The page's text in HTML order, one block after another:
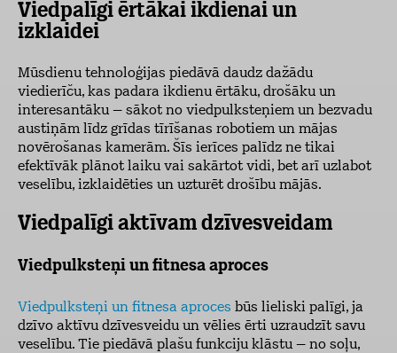
Viedpalīgi ērtākai ikdienai un
izklaidei
Mūsdienu tehnoloģijas piedāvā daudz dažādu
viedierīču, kas padara ikdienu ērtāku, drošāku un
interesantāku – sākot no viedpulksteņiem un bezvadu
austiņām līdz grīdas tīrīšanas robotiem un mājas
novērošanas kamerām. Šīs ierīces palīdz ne tikai
efektīvāk plānot laiku vai sakārtot vidi, bet arī uzlabot
veselību, izklaidēties un uzturēt drošību mājās.
Viedpalīgi aktīvam dzīvesveidam
Viedpulksteņi un fitnesa aproces
Viedpulksteņi un fitnesa aproces būs lieliski palīgi, ja
dzīvo aktīvu dzīvesveidu un vēlies ērti uzraudzīt savu
veselību. Tie piedāvā plašu funkciju klāstu – no soļu,